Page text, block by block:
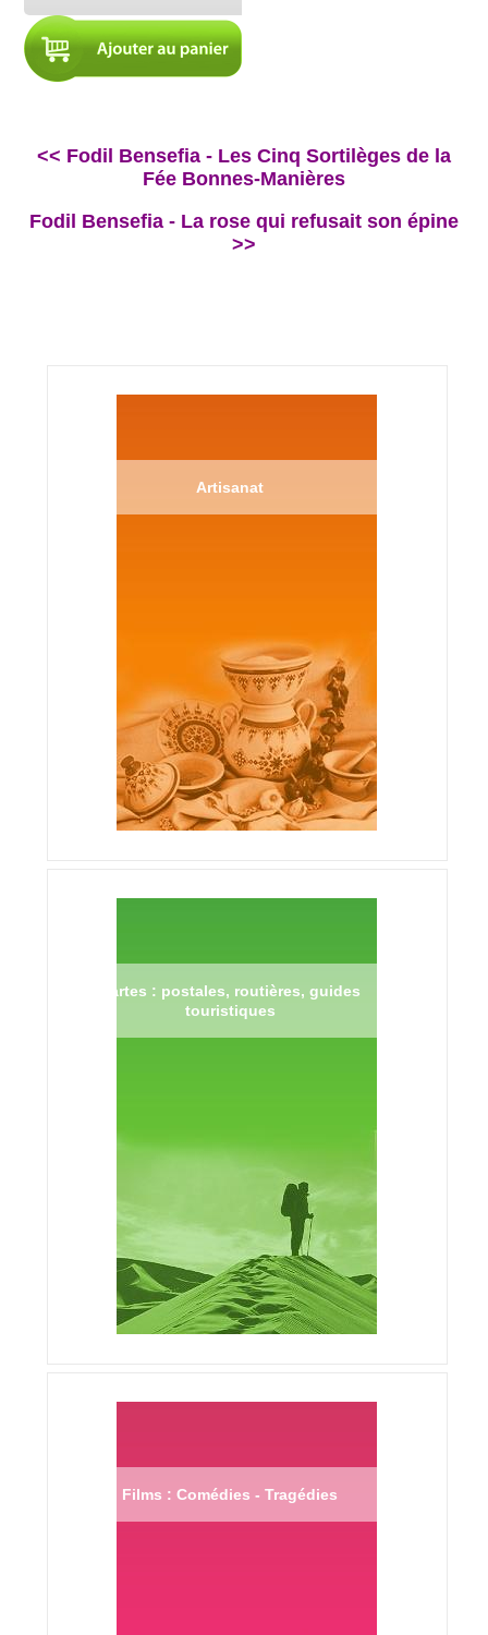
<< Fodil Bensefia - Les Cinq Sortilèges de la
Fée Bonnes-Manières
Fodil Bensefia - La rose qui refusait son épine
>>
Artisanat
Cartes : postales, routières, guides
touristiques
Films : Comédies - Tragédies